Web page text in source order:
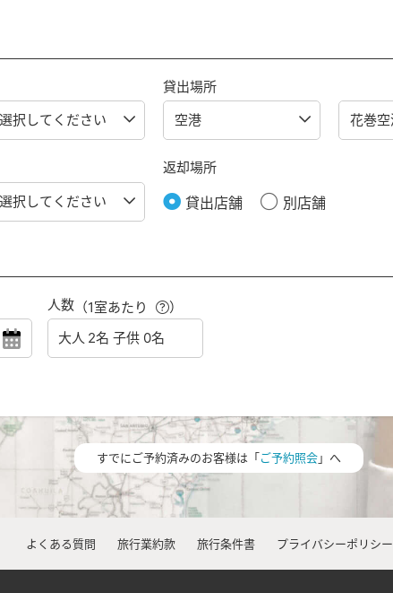
貸出場所
返却場所
貸出店舗 別店舗
人数（1室あたり ）
すでにご予約済みのお客様は「ご予約照会」へ
よくある質問 旅行業約款 旅行条件書 プライバシーポリシー